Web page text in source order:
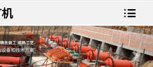
下